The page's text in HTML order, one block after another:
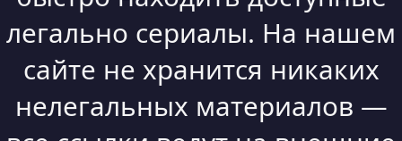
легально сериалы. На нашем
сайте не хранится никаких
нелегальных материалов —